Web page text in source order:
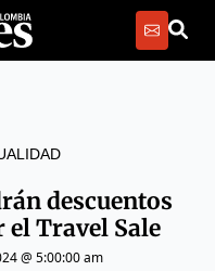
descuentos
el Travel Sale
@ 5:00:00 am